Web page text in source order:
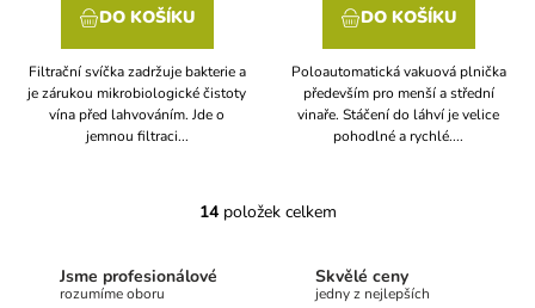
DO KOŠÍKU
Filtrační svíčka zadržuje bakterie a
je zárukou mikrobiologické čistoty
vína před lahvováním. Jde o
jemnou filtraci...
DO KOŠÍKU
Poloautomatická vakuová plnička
především pro menší a střední
vinaře. Stáčení do láhví je velice
pohodlné a rychlé....
O
14položek celkem
Jsme profesionálové
rozumíme oboru
Skvělé ceny
jedny z nejlepších